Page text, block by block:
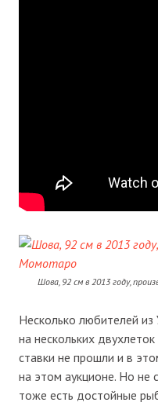
Шова, 92 см в 2013 году,
Несколько любителей
на нескольких
ставки не прошли и в
на этом аукционе. Но не
тоже есть достойные